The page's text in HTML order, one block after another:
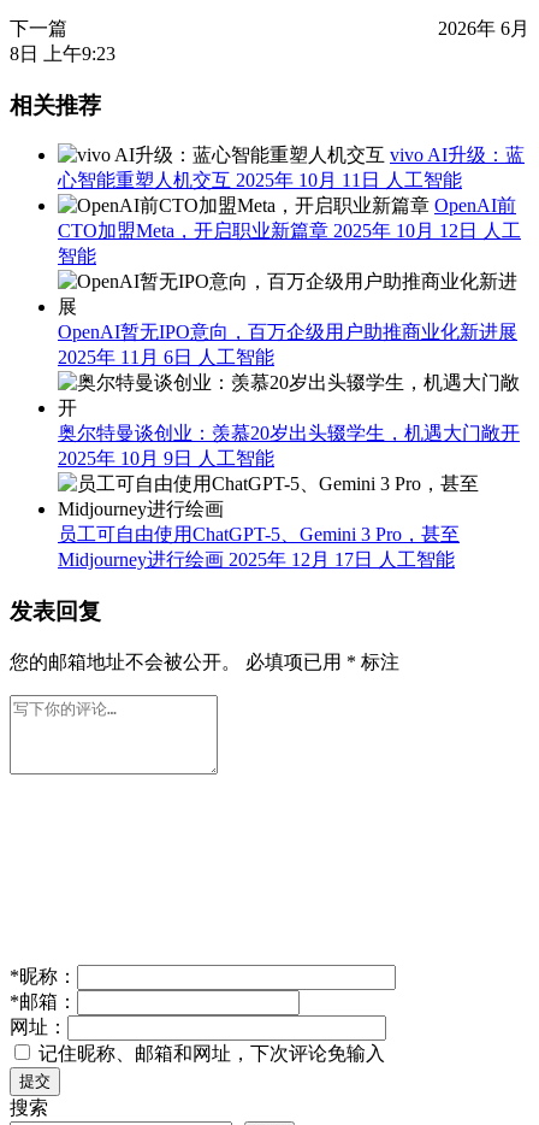
下一篇
2026年 6月
8日 上午9:23
相关推荐
vivo AI升级：蓝
心智能重塑人机交互 2025年 10月 11日
人工智能
OpenAI前
CTO加盟Meta，开启职业新篇章 2025年 10月 12日
人工
智能
OpenAI暂无IPO意向，百万企级用户助推商业化新进展
2025年 11月 6日
人工智能
奥尔特曼谈创业：羡慕20岁出头辍学生，机遇大门敞开
2025年 10月 9日
人工智能
员工可自由使用ChatGPT-5、Gemini 3 Pro，甚至
Midjourney进行绘画 2025年 12月 17日 人工智能
发表回复
您的邮箱地址不会被公开。 必填项已用 * 标注
*昵称：
*邮箱：
网址：
记住昵称、邮箱和网址，下次评论免输入
提交
搜索